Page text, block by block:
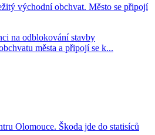
východní obchvat. Město se připojí
na odblokování stavby
města a připojí se k...
Olomouce. Škoda jde do statisíců